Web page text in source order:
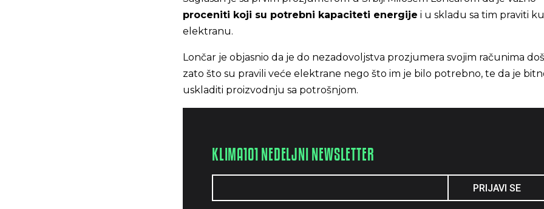
proceniti koji su potrebni kapaciteti energije i u skladu sa tim praviti
elektranu.
Lončar je objasnio da je do nezadovoljstva prozjumera svojim računima
zato što su pravili veće elektrane nego što im je bilo potrebno, te da je
uskladiti proizvodnju sa potrošnjom.
KLIMA101 NEDELJNI NEWSLETTER
PRIJAVI SE